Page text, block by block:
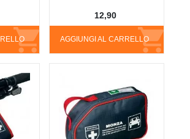
AGGIUNGI AL CARRELLO
12,90